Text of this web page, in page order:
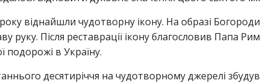
віднайшли чудотворну ікону. На образі
руку. Після реставрації ікону благословив Папа
подорожі в Україну.
десятиріччя на чудотворному джерелі